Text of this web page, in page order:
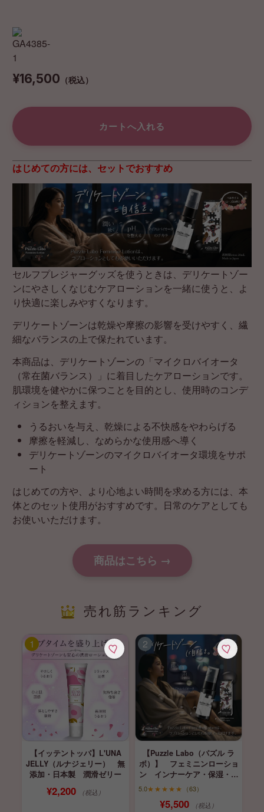
¥16,500 （税込）
はじめての方には、セットでおすすめ
セルフプレジャーグッズを使うときは、デリケートゾー
ンにやさしくなじむケアローションを一緒に使うと、よ
り快適に楽しみやすくなります。
デリケートゾーンは乾燥や摩擦の影響を受けやすく、繊
細なバランスの上で保たれています。
本商品は、デリケートゾーンの「マイクロバイオータ
（常在菌バランス）」に着目したケアローションです。
肌環境を健やかに保つことを目的とし、使用時のコンデ
ィションを整えます。
うるおいを与え、乾燥による不快感をやわらげる
摩擦を軽減し、なめらかな使用感へ導く
デリケートゾーンのマイクロバイオータ環境をサポ
ート
はじめての方や、より心地よい時間を求める方には、本
体とのセット使用がおすすめです。日常のケアとしても
お使いいただけます。
商品はこちら →
売れ筋ランキング
【イッテントッパ】L'UNA
JELLY（ルナジェリー） 無
添加・日本製 潤滑ゼリー
¥2,200 （税込）
【Puzzle Labo（パズル ラ
ボ）】 フェミニンローショ
ン インナーケア・保湿・育
膣
5.0★★★★★ （63）
¥5,500 （税込）